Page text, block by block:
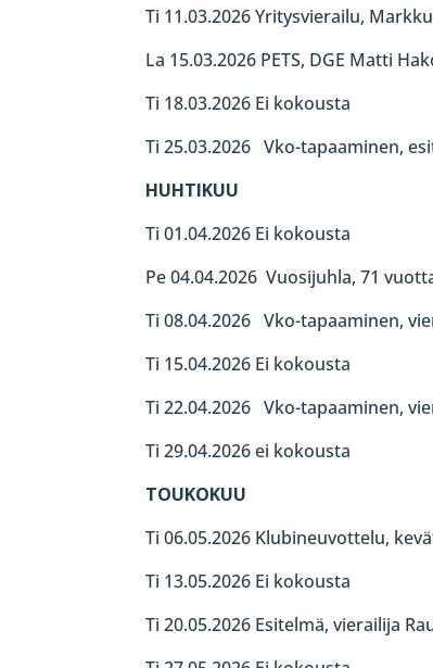
Ti 11.03.2026 Yritysvierailu,
La 15.03.2026 PETS, DGE Matti
Ti 18.03.2026 Ei kokousta
Ti 25.03.2026 Vko-tapaaminen,
HUHTIKUU
Ti 01.04.2026 Ei kokousta
Pe 04.04.2026 Vuosijuhla, 71
Ti 08.04.2026 Vko-tapaaminen,
Ti 15.04.2026 Ei kokousta
Ti 22.04.2026 Vko-tapaaminen,
Ti 29.04.2026 ei kokousta
TOUKOKUU
Ti 06.05.2026 Klubineuvottelu,
Ti 13.05.2026 Ei kokousta
Ti 20.05.2026 Esitelmä, vierailija